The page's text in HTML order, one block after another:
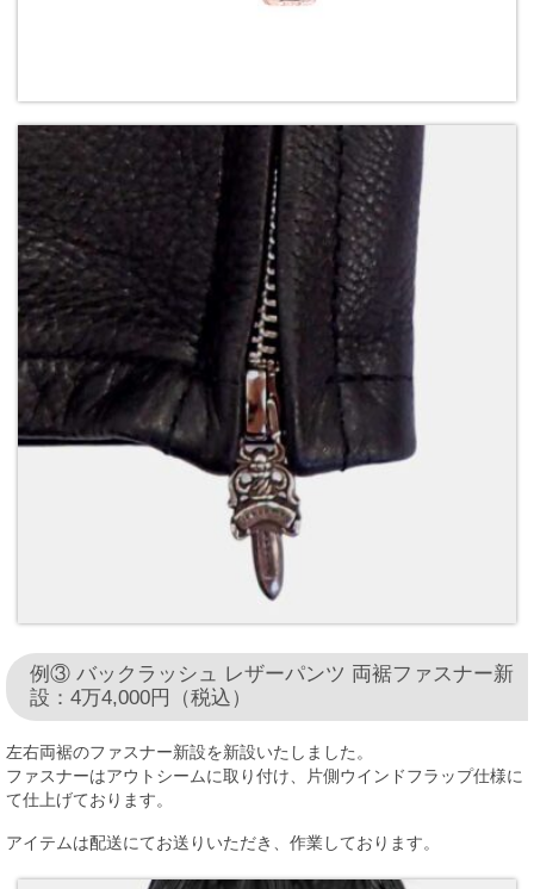
例③ バックラッシュ レザーパンツ 両裾ファスナー新
設：4万4,000円（税込）
左右両裾のファスナー新設を新設いたしました。
ファスナーはアウトシームに取り付け、片側ウインドフラップ仕様に
て仕上げております。
アイテムは配送にてお送りいただき、作業しております。